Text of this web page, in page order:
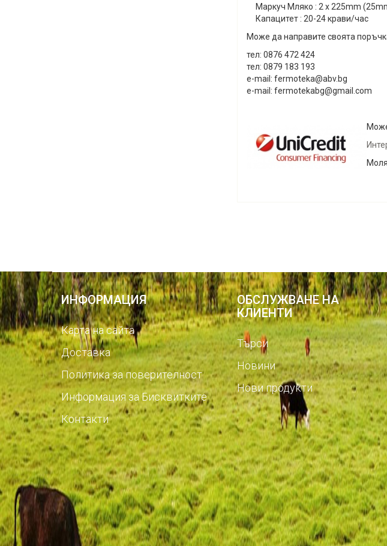
Маркуч Мляко : 2 x 225mm
Капацитет : 20-24 крави/час
Може да направите своята
тел: 0876 472 424
тел: 0879 183 193
e-mail: fermoteka@abv.bg
e-mail: fermotekabg@gmail.com
ИНФОРМАЦИЯ
Карта на сайта
Доставка
Политика за поверителност
Информация за Бисквитките
Контакти
ОБСЛУЖВАНЕ НА
КЛИЕНТИ
Търси
Новини
Нови продукти